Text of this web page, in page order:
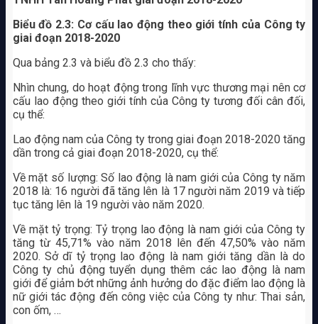
Biểu đồ 2.3: Cơ cấu lao động theo giới tính của Công ty
giai đoạn 2018-2020
Qua bảng 2.3 và biểu đồ 2.3 cho thấy:
Nhìn chung, do hoạt động trong lĩnh vực thương mại nên cơ
cấu lao động theo giới tính của Công ty tương đối cân đối,
cụ thể:
Lao động nam của Công ty trong giai đoạn 2018-2020 tăng
dần trong cả giai đoạn 2018-2020, cụ thể:
Về mặt số lượng: Số lao động là nam giới của Công ty năm
2018 là: 16 người đã tăng lên là 17 người năm 2019 và tiếp
tục tăng lên là 19 người vào năm 2020.
Về mặt tỷ trọng: Tỷ trọng lao động là nam giới của Công ty
tăng từ 45,71% vào năm 2018 lên đến 47,50% vào năm
2020. Sở dĩ tỷ trọng lao động là nam giới tăng dần là do
Công ty chủ động tuyển dụng thêm các lao động là nam
giới để giảm bớt những ảnh hưởng do đặc điểm lao động là
nữ giới tác động đến công việc của Công ty như: Thai sản,
con ốm, …